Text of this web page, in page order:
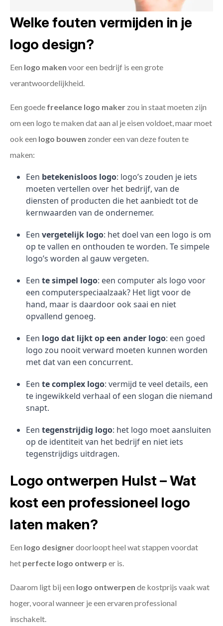
Welke fouten vermijden in je
logo design?
Een logo maken voor een bedrijf is een grote
verantwoordelijkheid.
Een goede freelance logo maker zou in staat moeten zijn
om een logo te maken dat aan al je eisen voldoet, maar moet
ook een logo bouwen zonder een van deze fouten te
maken:
Een betekenisloos logo: logo’s zouden je iets
moeten vertellen over het bedrijf, van de
diensten of producten die het aanbiedt tot de
kernwaarden van de ondernemer.
Een vergetelijk logo: het doel van een logo is om
op te vallen en onthouden te worden. Te simpele
logo’s worden al gauw vergeten.
Een te simpel logo: een computer als logo voor
een computerspeciaalzaak? Het ligt voor de
hand, maar is daardoor ook saai en niet
opvallend genoeg.
Een logo dat lijkt op een ander logo: een goed
logo zou nooit verward moeten kunnen worden
met dat van een concurrent.
Een te complex logo: vermijd te veel details, een
te ingewikkeld verhaal of een slogan die niemand
snapt.
Een tegenstrijdig logo: het logo moet aansluiten
op de identiteit van het bedrijf en niet iets
tegenstrijdigs uitdragen.
Logo ontwerpen Hulst – Wat
kost een professioneel logo
laten maken?
Een logo designerdoorloopt heel wat stappen voordat
het perfecte logo ontwerp er is.
Daarom ligt bij een logo ontwerpen de kostprijs vaak wat
hoger, vooral wanneer je een ervaren professional
inschakelt.